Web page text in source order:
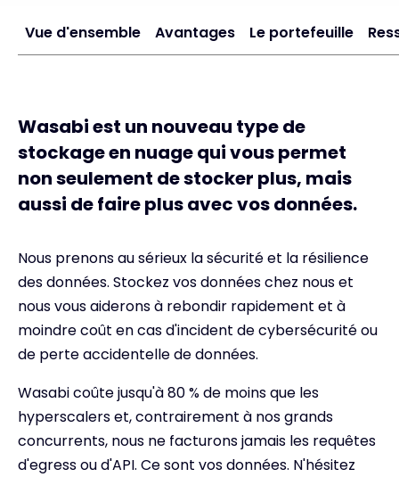
Vue d'ensemble Avantages Le portefeuille
Wasabi est un nouveau type de
stockage en nuage qui vous permet
non seulement de stocker plus, mais
aussi de faire plus avec vos données.
Nous prenons au sérieux la sécurité et la résilience
des données. Stockez vos données chez nous et
nous vous aiderons à rebondir rapidement et à
moindre coût en cas d'incident de cybersécurité ou
de perte accidentelle de données.
Wasabi coûte jusqu'à 80 % de moins que les
hyperscalers et, contrairement à nos grands
concurrents, nous ne facturons jamais les requêtes
d'egress ou d'API. Ce sont vos données. N'hésitez